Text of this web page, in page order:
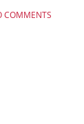
COMMENTS